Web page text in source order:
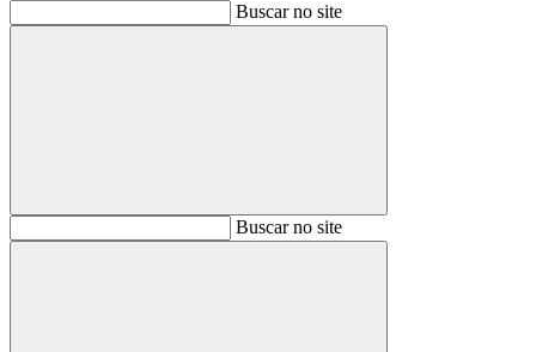
Buscar no site
BuscarBuscar no site